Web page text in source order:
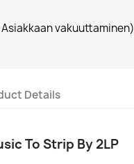
vakuuttaminen)
Details
To Strip By 2LP